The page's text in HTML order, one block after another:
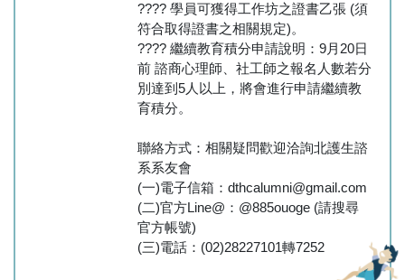
???? 學員可獲得工作坊之證書乙張 (須
符合取得證書之相關規定)。
???? 繼續教育積分申請說明：9月20日
前 諮商心理師、社工師之報名人數若分
別達到5人以上，將會進行申請繼續教
育積分。
聯絡方式：相關疑問歡迎洽詢北護生諮
系系友會
(一)電子信箱：dthcalumni@gmail.com
(二)官方Line@：@885ouoge (請搜尋
官方帳號)
(三)電話：(02)28227101轉7252